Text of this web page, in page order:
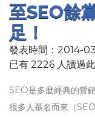
至SEO餘
足！
發表時間：2014-
已有 2226 人讀過
SEO是多麼經典的營
很多人慕名而來（